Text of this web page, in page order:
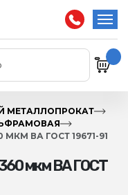
МЕТАЛЛОПРОКАТ
ВА ГОСТ 19671-91
мкм ВА ГОСТ